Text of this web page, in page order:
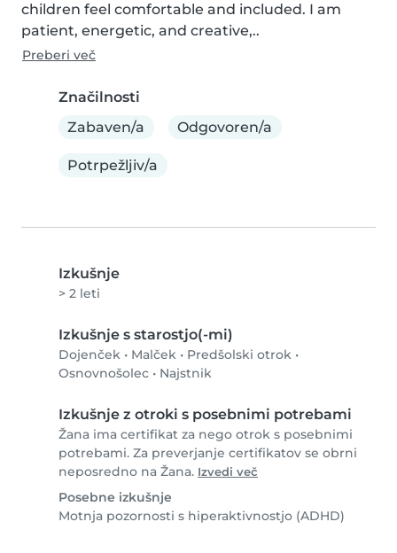
children feel comfortable and included. I am
patient, energetic, and creative,..
Preberi več
Značilnosti
Zabaven/a
Odgovoren/a
Potrpežljiv/a
Izkušnje
> 2 leti
Izkušnje s starostjo(-mi)
Dojenček • Malček • Predšolski otrok •
Osnovnošolec • Najstnik
Izkušnje z otroki s posebnimi potrebami
Žana ima certifikat za nego otrok s posebnimi
potrebami. Za preverjanje certifikatov se obrni
neposredno na Žana. Izvedi več
Posebne izkušnje
Motnja pozornosti s hiperaktivnostjo (ADHD)